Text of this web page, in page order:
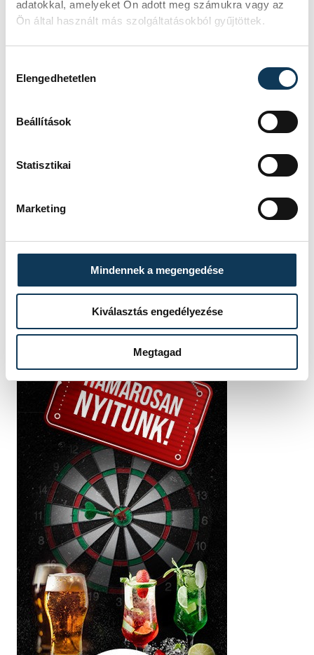
adatokkal, amelyeket Ön adott meg számukra vagy az
Ön által használt más szolgáltatásokból gyűjtöttek.
Elengedhetetlen
Beállítások
Statisztikai
Marketing
Mindennek a megengedése
Kiválasztás engedélyezése
Megtagad
érsekség.
közélet
húsvét